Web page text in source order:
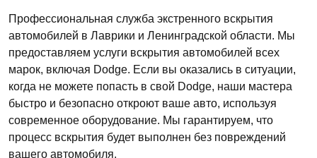
Профессиональная служба экстренного вскрытия
автомобилей в Лаврики и Ленинградской области. Мы
предоставляем услуги вскрытия автомобилей всех
марок, включая Dodge. Если вы оказались в ситуации,
когда не можете попасть в свой Dodge, наши мастера
быстро и безопасно откроют ваше авто, используя
современное оборудование. Мы гарантируем, что
процесс вскрытия будет выполнен без повреждений
вашего автомобиля.